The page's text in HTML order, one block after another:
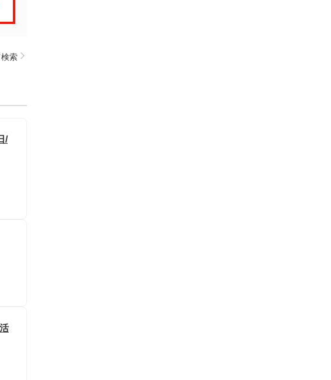
索
/